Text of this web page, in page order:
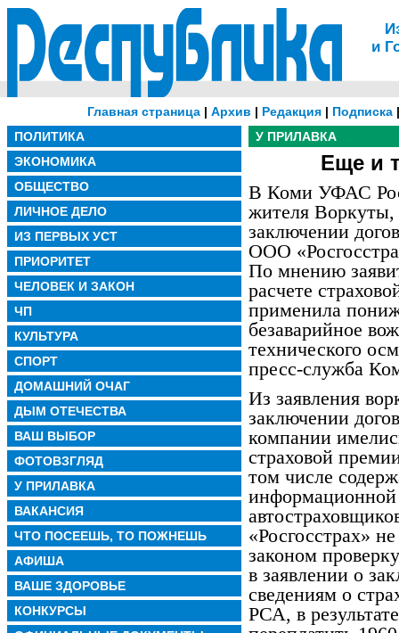
и
Главная страница | Архив | Редакция | Подписка
ПОЛИТИКА
ЭКОНОМИКА
ОБЩЕСТВО
ЛИЧНОЕ ДЕЛО
ИЗ ПЕРВЫХ УСТ
ПРИОРИТЕТ
ЧЕЛОВЕК И ЗАКОН
ЧП
КУЛЬТУРА
СПОРТ
ДОМАШНИЙ ОЧАГ
ДЫМ ОТЕЧЕСТВА
ВАШ ВЫБОР
ФОТОВЗГЛЯД
У ПРИЛАВКА
ВАКАНСИЯ
ЧТО ПОСЕЕШЬ, ТО ПОЖНЕШЬ
АФИША
ВАШЕ ЗДОРОВЬЕ
КОНКУРСЫ
У ПРИЛАВКА
Еще и
В Коми УФАС
жителя Воркуты,
заключении
ООО
По мнению
расчете
применила
безаварийное
технического
пресс-служба
Из заявления
заключении
компании
страховой
том числе
информационной
«Росгосстрах»
законом
в заявлении о
сведениям о
РСА, в